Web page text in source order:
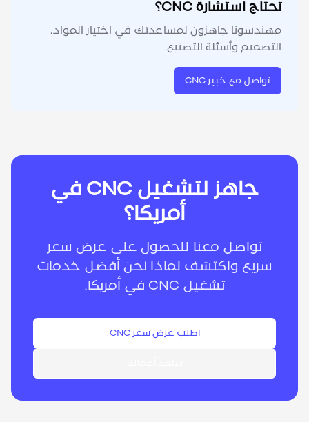
تحتاج استشارة CNC؟
مهندسونا جاهزون لمساعدتك في اختيار المواد،
التصميم وأسئلة التصنيع.
تواصل مع خبير CNC
جاهز لتشغيل CNC في
أمريكا؟
تواصل معنا للحصول على عرض سعر
سريع واكتشف لماذا نحن أفضل خدمات
تشغيل CNC في أمريكا.
اطلب عرض سعر CNC